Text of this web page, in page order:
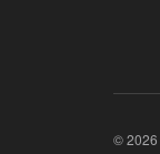
© 2026